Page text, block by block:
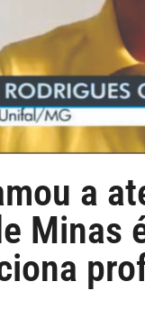
a
Minas